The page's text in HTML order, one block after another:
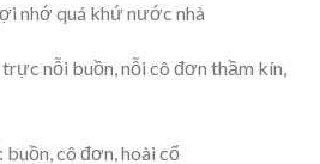
nhớ quá khứ nước nhà
nỗi buồn, nỗi cô đơn thầm kín,
cô đơn, hoài cổ